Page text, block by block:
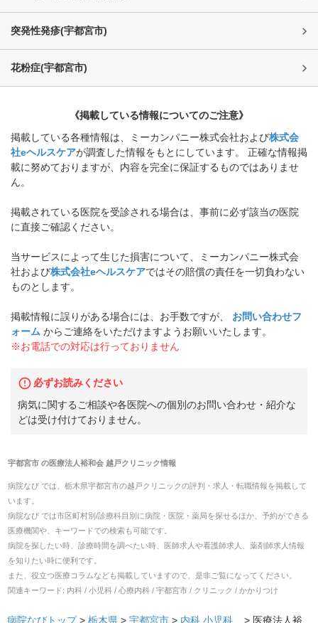
突発性発疹(宇都宮市)
花粉症(宇都宮市)
《掲載している情報についてのご注意》
掲載している各種情報は、ミーカンパニー株式会社および株式会
社eヘルスケアが調査した情報をもとにしています。 正確な情報掲
載に努めておりますが、内容を完全に保証するものではありませ
ん。
掲載されている医院を受診される場合は、事前に必ず該当の医院
に直接ご確認ください。
当サービスによって生じた損害について、ミーカンパニー株式会
社および株式会社eヘルスケアではその賠償の責任を一切負わない
ものとします。
掲載情報に誤りがある場合には、お手数ですが、
お問い合わせフ
ォーム からご連絡をいただけますようお願いいたします。
※お電話での対応は行っておりません
必ずお読みください
病気に関するご相談や各医院への個別のお問い合わせ・紹介な
どは受け付けておりません。
宇都宮市の医療法人裕和会 越戸クリニック情報
病院なび では、 栃木県宇都宮市の越戸クリニックの評判・求人・転職情報を掲載して
います。
病院なび では市区町村別/診療科目別に病院・医院・薬局を探せるほか、予約ができる
医療機関や、キーワードでの検索も可能です。
病院を探したい時、診療時間を調べたい時、医師求人や看護師求人、薬剤師求人情報
を知りたい時に便利です。
また、役立つ医療コラムなども掲載していますので、是非ご覧になってください。
関連キーワード: 内科 / 小児科 / 心療内科 / 宇都宮市 / クリニック / かかりつけ
病院なびトップ > 栃木県 > 宇都宮市 > 内科 小児科 ... > 医療法人裕